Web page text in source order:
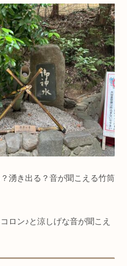
湧き出る？音が聞こえる竹筒
ロン♪と涼しげな音が聞こえ